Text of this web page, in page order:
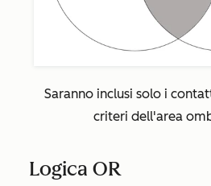
Saranno inclusi solo i
criteri dell'area
Logica OR